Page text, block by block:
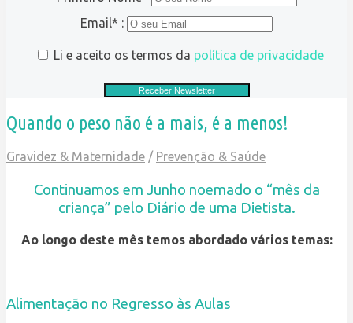
Email* :
Li e aceito os termos da política de privacidade
Quando o peso não é a mais, é a menos!
Gravidez & Maternidade / Prevenção & Saúde
Continuamos em Junho noemado o “mês da
criança” pelo Diário de uma Dietista.
Ao longo deste mês temos abordado vários temas:
Alimentação no Regresso às Aulas